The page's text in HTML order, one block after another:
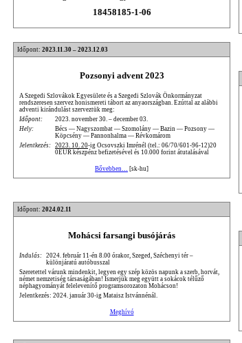
18458185-1-06
Időpont: 2023.11.30 – 2023.12.03
Pozsonyi advent 2023
A Szegedi Szlovákok Egyesülete és a Szegedi Szlovák Önkormányzat
rendszeresen szervez honismereti tábort az anyaországban. Ezúttal az alábbi
adventi kirándulást szerveztük meg:
Időpont:
2023. november 30. – december 03.
Hely:
Bécs — Nagyszombat — Szomolány — Bazin — Pozsony —
Köpcsény — Pannonhalma — Révkomárom
Jelentkezés: 2023. 10. 20-ig Ocsovszki Imrénél (tel.: 06/70/601-96-12)20
0EUR készpénz befizetésével és 10.000 forint átutalásával
Bővebben… [sk-hu]
Időpont: 2024.02.11
Mohácsi farsangi busójárás
Indulás: 2024. február 11-én 8.00 órakor, Szeged, Széchenyi tér –
különjáratú autóbusszal
Szeretettel várunk mindenkit, legyen egy szép közös napunk a szerb, horvát,
német nemzetiség társaságában! Ismerjük meg együtt a sokácok télűző
néphagyományát felelevenítő programsorozaton Mohácson!
Jelentkezés: 2024. január 30-ig Mataisz Istvánnénál.
Meghívó